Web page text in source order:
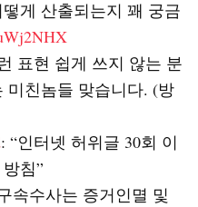
게 산출되는지 꽤 궁금
표현 쉽게 쓰지 않는 분
미친놈들 맞습니다. (방
: “인터넷 허위글 30회 이
침”
속수사는 증거인멸 및